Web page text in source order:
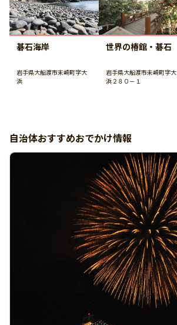
碁石海岸
岩手県大船渡市末崎町字大
浜
世界の椿館・碁石
岩手県大船渡市未崎町字大
浜２８０－１
自治体おすすめおでかけ情報